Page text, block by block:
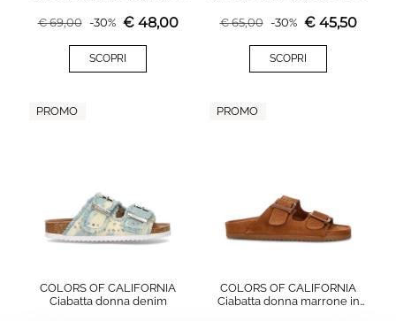
€69,00 -30% € 48,00
SCOPRI
€65,00 -30% € 45,50
SCOPRI
PROMO
COLORS OF CALIFORNIA
Ciabatta donna denim
PROMO
COLORS OF CALIFORNIA
Ciabatta donna marrone in